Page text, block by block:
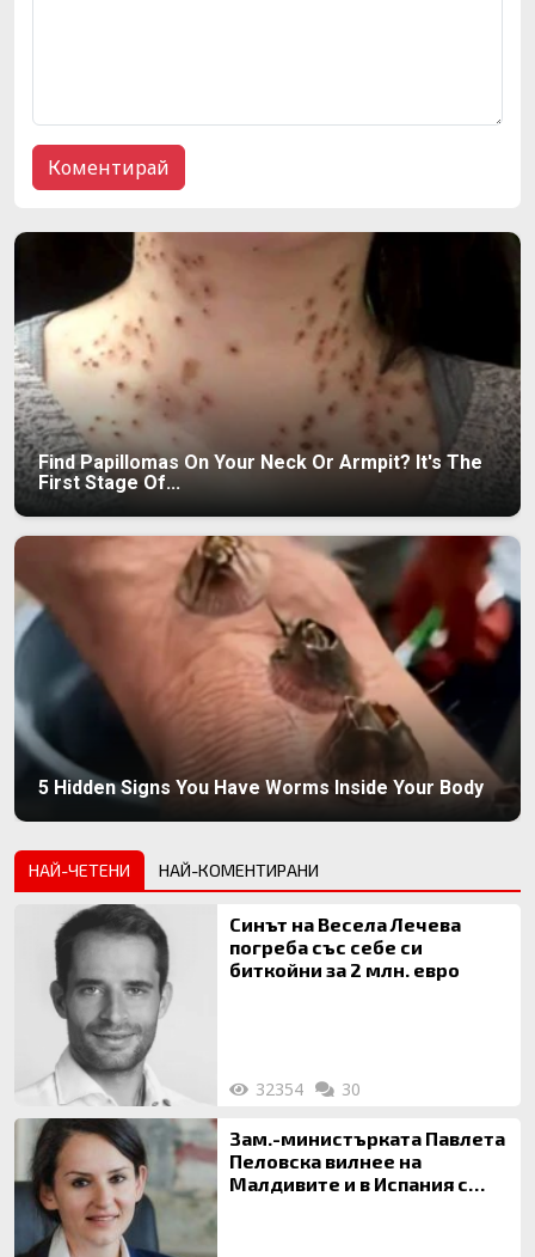
Find Papillomas On Your Neck Or Armpit? It's The
First Stage Of...
5 Hidden Signs You Have Worms Inside Your Body
НАЙ-ЧЕТЕНИ НАЙ-КОМЕНТИРАНИ
Синът на Весела Лечева
погреба със себе си
биткойни за 2 млн. евро
32354 30
Зам.-министърката Павлета
Пеловска вилнее на
Малдивите и в Испания с